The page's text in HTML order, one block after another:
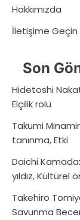
Hakkımızda
İletişime Geçin
Son
Hidetoshi
Elçilik rolü
Takumi
tanınma, Etki
Daichi
yıldız, Kültürel
Takehiro
Savunma